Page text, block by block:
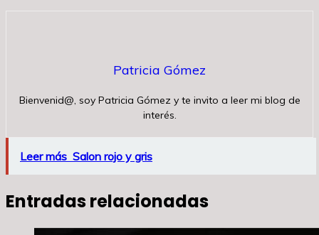
Patricia Gómez
Bienvenid@, soy Patricia Gómez y te invito a leer mi blog de
interés.
Leer más Salon rojo y gris
Entradas relacionadas